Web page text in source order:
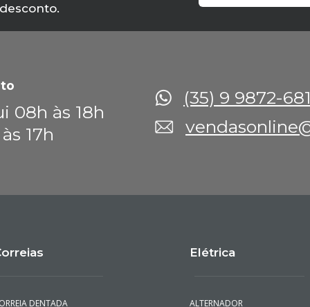
08h às 18h
17h
(35) 9 9872-
DENTADA
Elétrica
ALTERNADOR